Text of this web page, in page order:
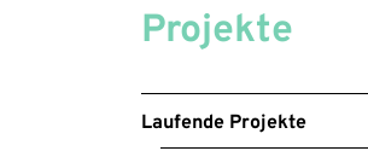
Projekte
Laufende Projekte